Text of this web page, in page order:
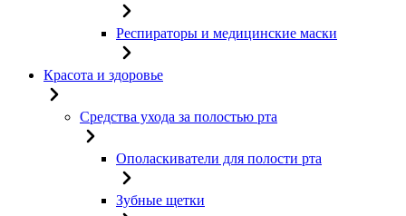
Респираторы и медицинские маски
Красота и здоровье
Средства ухода за полостью рта
Ополаскиватели для полости рта
Зубные щетки